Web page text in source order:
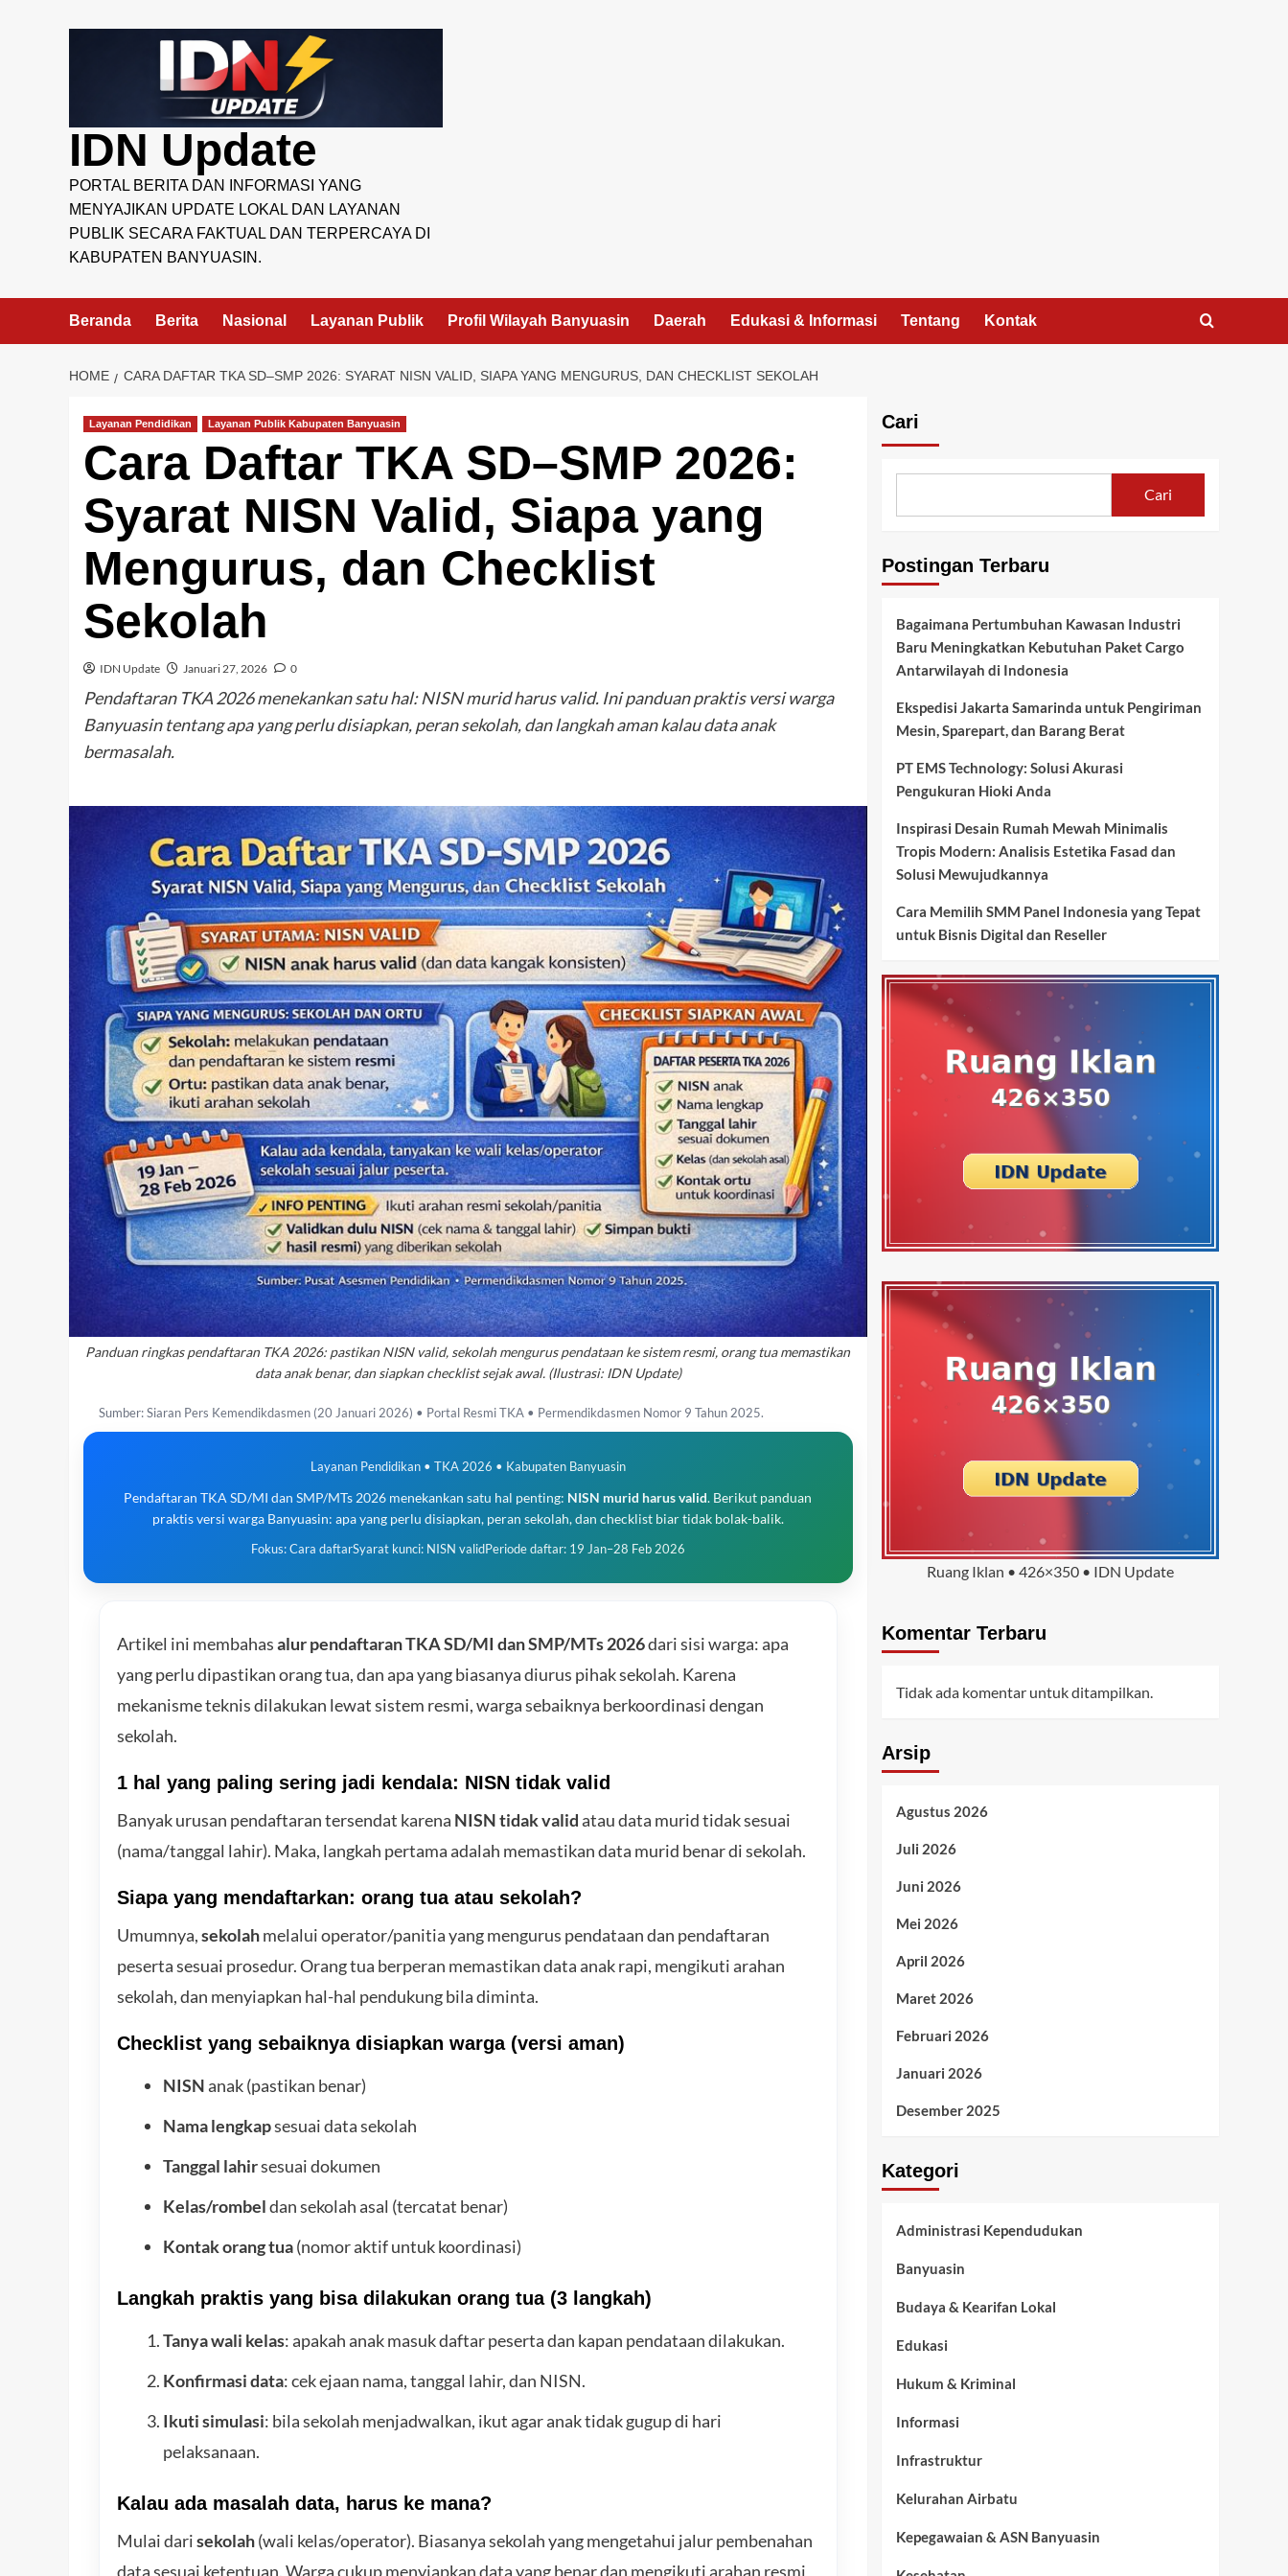
IDN Update
PORTAL BERITA DAN INFORMASI YANG
MENYAJIKAN UPDATE LOKAL DAN LAYANAN
PUBLIK SECARA FAKTUAL DAN TERPERCAYA DI
KABUPATEN BANYUASIN.
Beranda Berita Nasional Layanan Publik Profil Wilayah Banyuasin Daerah Edukasi & Informasi Tentang Kontak
HOME CARA DAFTAR TKA SD–SMP 2026: SYARAT NISN VALID, SIAPA YANG MENGURUS, DAN CHECKLIST SEKOLAH
Layanan Pendidikan Layanan Publik Kabupaten Banyuasin
Cara Daftar TKA SD–SMP 2026:
Syarat NISN Valid, Siapa yang
Mengurus, dan Checklist
Sekolah
IDN Update Januari 27, 2026 0
Pendaftaran TKA 2026 menekankan satu hal: NISN murid harus valid. Ini panduan praktis versi warga
Banyuasin tentang apa yang perlu disiapkan, peran sekolah, dan langkah aman kalau data anak
bermasalah.
Panduan ringkas pendaftaran TKA 2026: pastikan NISN valid, sekolah mengurus pendataan ke sistem resmi, orang tua memastikan
data anak benar, dan siapkan checklist sejak awal. (Ilustrasi: IDN Update)
Sumber: Siaran Pers Kemendikdasmen (20 Januari 2026) • Portal Resmi TKA • Permendikdasmen Nomor 9 Tahun 2025.
Layanan Pendidikan • TKA 2026 • Kabupaten Banyuasin
Pendaftaran TKA SD/MI dan SMP/MTs 2026 menekankan satu hal penting: NISN murid harus valid. Berikut panduan
praktis versi warga Banyuasin: apa yang perlu disiapkan, peran sekolah, dan checklist biar tidak bolak-balik.
Fokus: Cara daftarSyarat kunci: NISN validPeriode daftar: 19 Jan–28 Feb 2026
Artikel ini membahasalur pendaftaran TKA SD/MI dan SMP/MTs 2026dari sisi warga: apa
yang perlu dipastikan orang tua, dan apa yang biasanya diurus pihak sekolah. Karena
mekanisme teknis dilakukan lewat sistem resmi, warga sebaiknya berkoordinasi dengan
sekolah.
1 hal yang paling sering jadi kendala: NISN tidak valid
Banyak urusan pendaftaran tersendat karena NISN tidak validatau data murid tidak sesuai
(nama/tanggal lahir). Maka, langkah pertama adalah memastikan data murid benar di sekolah.
Siapa yang mendaftarkan: orang tua atau sekolah?
Umumnya,sekolahmelalui operator/panitia yang mengurus pendataan dan pendaftaran
peserta sesuai prosedur. Orang tua berperan memastikan data anak rapi, mengikuti arahan
sekolah, dan menyiapkan hal-hal pendukung bila diminta.
Checklist yang sebaiknya disiapkan warga (versi aman)
NISNanak (pastikan benar)
Nama lengkapsesuai data sekolah
Tanggal lahirsesuai dokumen
Kelas/rombeldan sekolah asal (tercatat benar)
Kontak orang tua(nomor aktif untuk koordinasi)
Langkah praktis yang bisa dilakukan orang tua (3 langkah)
Tanya wali kelas: apakah anak masuk daftar peserta dan kapan pendataan dilakukan.
Konfirmasi data: cek ejaan nama, tanggal lahir, dan NISN.
Ikuti simulasi: bila sekolah menjadwalkan, ikut agar anak tidak gugup di hari
pelaksanaan.
Kalau ada masalah data, harus ke mana?
Mulai darisekolah(wali kelas/operator). Biasanya sekolah yang mengetahui jalur pembenahan
data sesuai ketentuan. Warga cukup menyiapkan data yang benar dan mengikuti arahan resmi
Cari
Cari
Postingan Terbaru
Bagaimana Pertumbuhan Kawasan Industri
Baru Meningkatkan Kebutuhan Paket Cargo
Antarwilayah di Indonesia
Ekspedisi Jakarta Samarinda untuk Pengiriman
Mesin, Sparepart, dan Barang Berat
PT EMS Technology: Solusi Akurasi
Pengukuran Hioki Anda
Inspirasi Desain Rumah Mewah Minimalis
Tropis Modern: Analisis Estetika Fasad dan
Solusi Mewujudkannya
Cara Memilih SMM Panel Indonesia yang Tepat
untuk Bisnis Digital dan Reseller
Ruang Iklan • 426×350 • IDN Update
Komentar Terbaru
Tidak ada komentar untuk ditampilkan.
Arsip
Agustus 2026
Juli 2026
Juni 2026
Mei 2026
April 2026
Maret 2026
Februari 2026
Januari 2026
Desember 2025
Kategori
Administrasi Kependudukan
Banyuasin
Budaya & Kearifan Lokal
Edukasi
Hukum & Kriminal
Informasi
Infrastruktur
Kelurahan Airbatu
Kepegawaian & ASN Banyuasin